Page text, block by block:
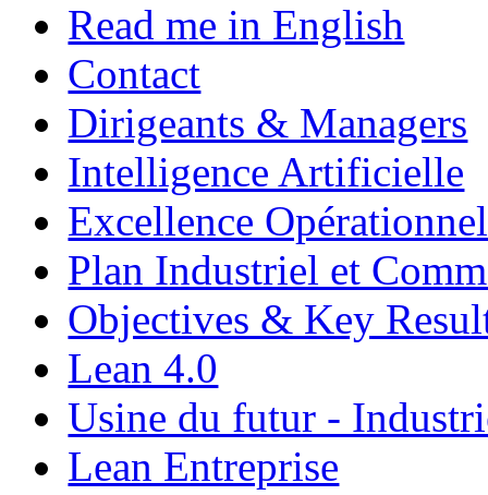
Read me in English
Contact
Dirigeants & Managers
Intelligence Artificielle
Excellence
Plan Industriel et
Objectives & Key
Lean 4.0
Usine du futur -
Lean Entreprise